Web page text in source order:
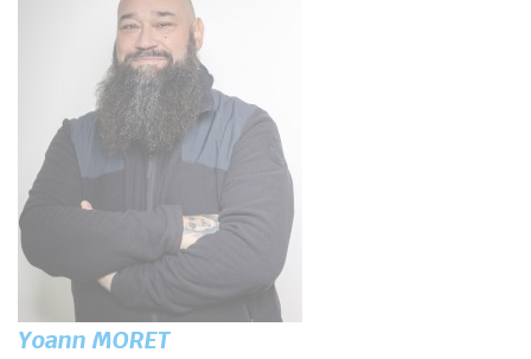
Yoann MORET